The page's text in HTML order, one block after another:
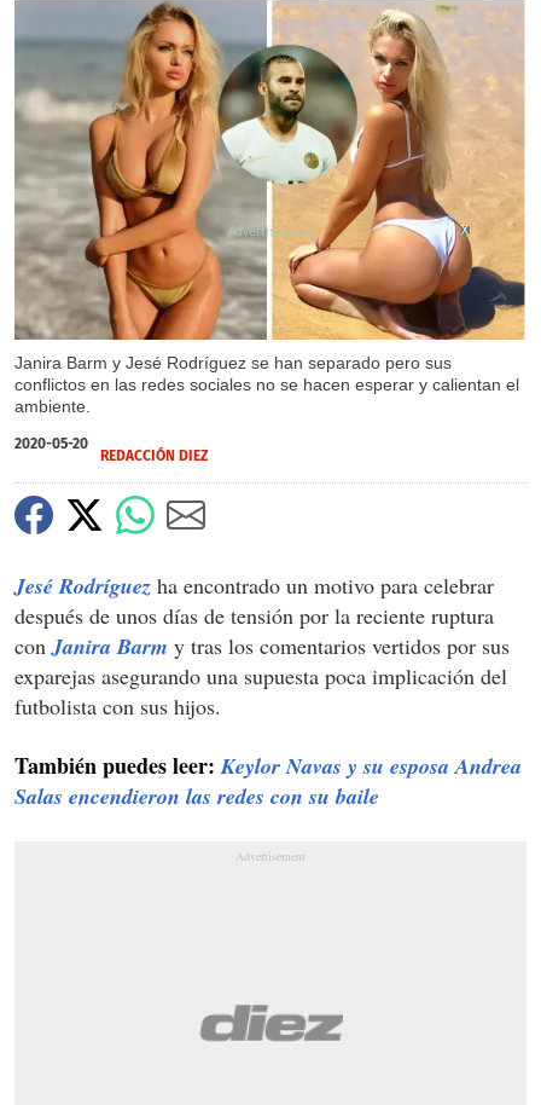
Janira Barm y Jesé Rodríguez se han separado pero sus
conflictos en las redes sociales no se hacen esperar y calientan el
ambiente.
X
2020-05-20
REDACCIÓN DIEZ
Jesé Rodríguez ha encontrado un motivo para celebrar
después de unos días de tensión por la reciente ruptura
conJanira Barm y tras los comentarios vertidos por sus
exparejas asegurando una supuesta poca implicación del
futbolista con sus hijos.
También puedes leer:Keylor Navas y su esposa Andrea
Salas encendieron las redes con su baile